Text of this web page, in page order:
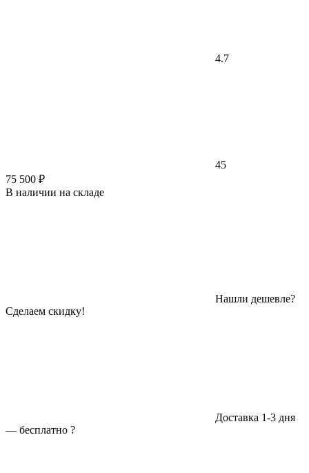
4.7
45
75 500 ₽
В наличии на складе
Нашли дешевле?
Сделаем скидку!
Доставка 1-3 дня
— бесплатно ?